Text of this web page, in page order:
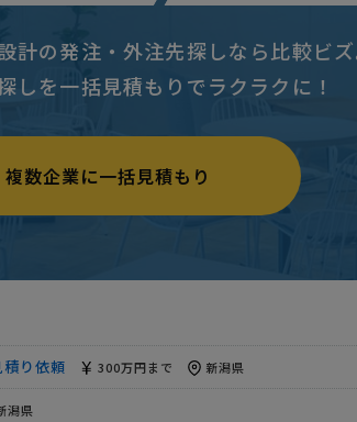
計の発注・外注先探しなら比較ビズ
しを一括見積もりでラクラクに！
複数企業に一括見積もり
提案依頼
り依頼 300万円まで 新潟県
潟県